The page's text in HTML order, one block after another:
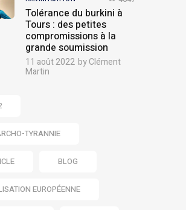
Tolérance du burkini à
Tours : des petites
compromissions à la
grande soumission
11 août 2022 byClément
Martin
TYRANNIE
BLOG
EUROPÉENNE